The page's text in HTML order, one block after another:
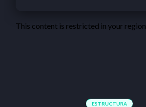
This content is restricted in your region
ESTRUCTURA